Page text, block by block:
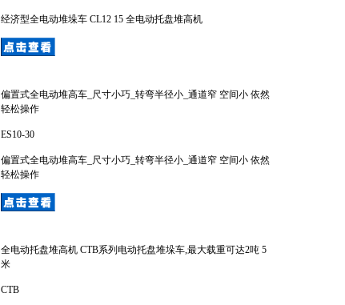
经济型全电动堆垛车 CL12 15 全电动托盘堆高机
偏置式全电动堆高车_尺寸小巧_转弯半径小_通道窄 空间小 依然
轻松操作
ES10-30
偏置式全电动堆高车_尺寸小巧_转弯半径小_通道窄 空间小 依然
轻松操作
全电动托盘堆高机 CTB系列电动托盘堆垛车,最大载重可达2吨 5
米
CTB